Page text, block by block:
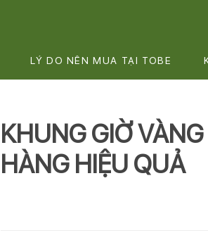
LÝ DO NÊN MUA TẠI TOBE
KHUNG GIỜ
HÀNG HIỆU QUẢ